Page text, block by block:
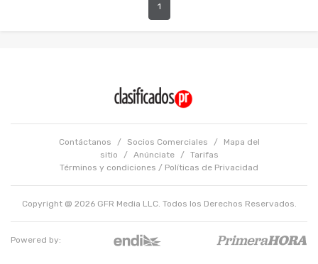
1
Contáctanos / Socios Comerciales /
Mapa del
sitio
/ Anúnciate /
Tarifas
Términos y condiciones / Políticas de Privacidad
Copyright @ 2026 GFR Media LLC. Todos los Derechos Reservados.
Powered by: